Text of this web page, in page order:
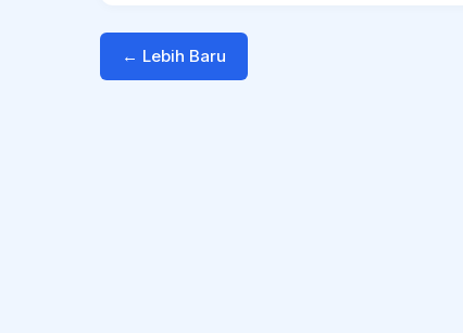
← Lebih Baru